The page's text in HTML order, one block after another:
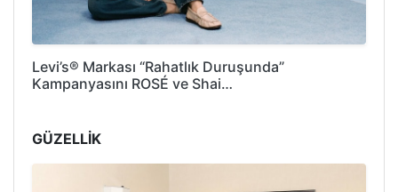
Levi’s® Markası “Rahatlık Duruşunda”
Kampanyasını ROSÉ ve Shai…
GÜZELLİK